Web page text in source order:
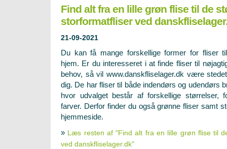
Find alt fra en lille grøn flise til de
storformatfliser ved
21-09-2021
Du kan få mange forskellige former for fliser
hjem. Er du interesseret i at finde fliser til
behov, så vil www.danskfliselager.dk være
dig. De har fliser til både indendørs og udendørs
hvor udvalget består af forskellige størrelser,
farver. Derfor finder du også grønne fliser samt
hjemmeside.
» Læs resten af "Find alt fra en lille grøn flise til
ved danskfliselager.dk"